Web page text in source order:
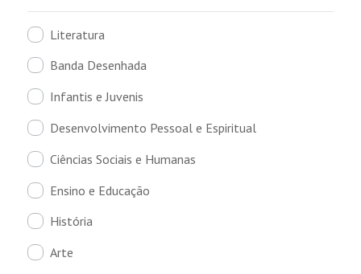
Literatura
Banda Desenhada
Infantis e Juvenis
Desenvolvimento Pessoal e Espiritual
Ciências Sociais e Humanas
Ensino e Educação
História
Arte